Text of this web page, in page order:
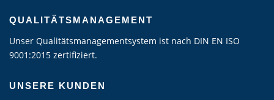
QUALITÄTSMANAGEMENT
Unser Qualitätsmanagementsystem ist nach DIN EN ISO
9001:2015 zertifiziert.
UNSERE KUNDEN